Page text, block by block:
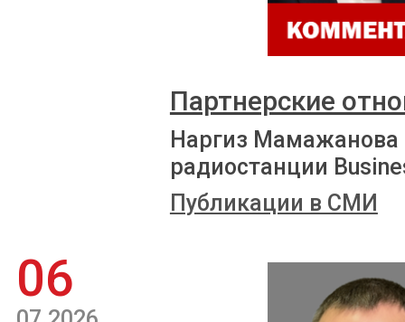
Партнерские
Наргиз
радиостанции
Публикации в СМИ
06